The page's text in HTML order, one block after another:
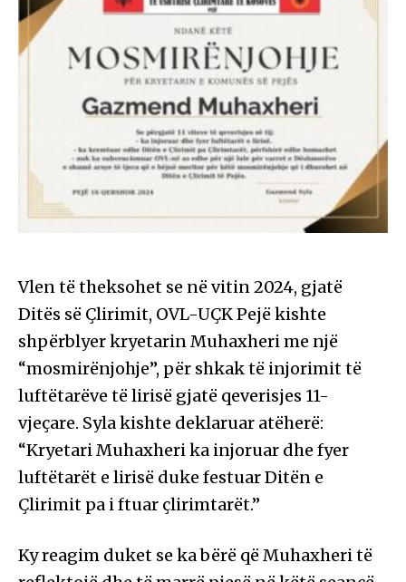
Vlen të theksohet se në vitin 2024, gjatë
Ditës së Çlirimit, OVL-UÇK Pejë kishte
shpërblyer kryetarin Muhaxheri me një
“mosmirënjohje”, për shkak të injorimit të
luftëtarëve të lirisë gjatë qeverisjes 11-
vjeçare. Syla kishte deklaruar atëherë:
“Kryetari Muhaxheri ka injoruar dhe fyer
luftëtarët e lirisë duke festuar Ditën e
Çlirimit pa i ftuar çlirimtarët.”
Ky reagim duket se ka bërë që Muhaxheri të